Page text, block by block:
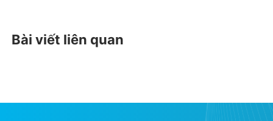
Bài viết liên quan